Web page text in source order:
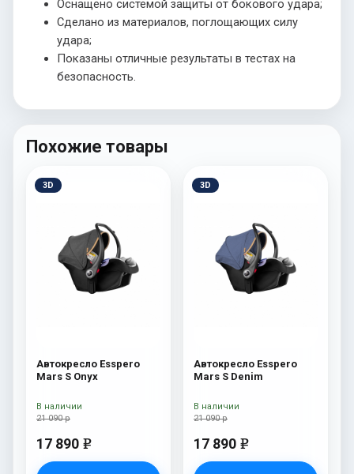
Оснащено системой защиты от бокового удара;
Сделано из материалов, поглощающих силу
удара;
Показаны отличные результаты в тестах на
безопасность.
Похожие товары
3D
Автокресло Esspero
Mars S Onyx
21 090 р
17 890 e
В наличии
3D
Автокресло Esspero
Mars S Denim
21 090 р
17 890 e
В наличии